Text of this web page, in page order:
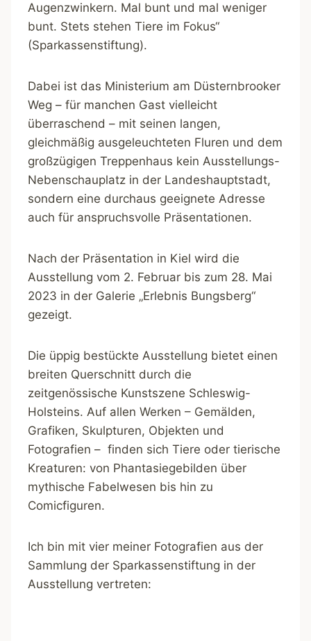
Augenzwinkern. Mal bunt und mal weniger
bunt. Stets stehen Tiere im Fokus“
(Sparkassenstiftung).
Dabei ist das Ministerium am Düsternbrooker
Weg – für manchen Gast vielleicht
überraschend – mit seinen langen,
gleichmäßig ausgeleuchteten Fluren und dem
großzügigen Treppenhaus kein Ausstellungs-
Nebenschauplatz in der Landeshauptstadt,
sondern eine durchaus geeignete Adresse
auch für anspruchsvolle Präsentationen.
Nach der Präsentation in Kiel wird die
Ausstellung vom 2. Februar bis zum 28. Mai
2023 in der Galerie „Erlebnis Bungsberg“
gezeigt.
Die üppig bestückte Ausstellung bietet einen
breiten Querschnitt durch die
zeitgenössische Kunstszene Schleswig-
Holsteins. Auf allen Werken – Gemälden,
Grafiken, Skulpturen, Objekten und
Fotografien – finden sich Tiere oder tierische
Kreaturen: von Phantasiegebilden über
mythische Fabelwesen bis hin zu
Comicfiguren.
Ich bin mit vier meiner Fotografien aus der
Sammlung der Sparkassenstiftung in der
Ausstellung vertreten: